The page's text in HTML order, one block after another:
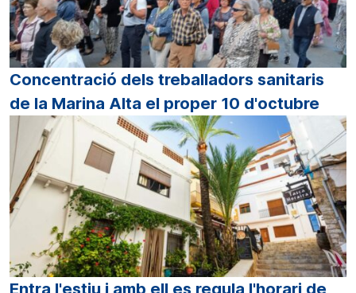
Concentració dels treballadors sanitaris
de la Marina Alta el proper 10 d'octubre
Entra l'estiu i amb ell es regula l'horari de